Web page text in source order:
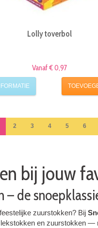
Lolly toverbol
Vanaf € 0,97
2 3 4 5 6
bij jouw
de
zuurstokken? Bij
en zuurstokken